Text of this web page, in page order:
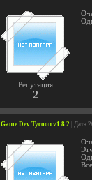
Репутация
2
Game Dev Tycoon v1.8.2 | Дата